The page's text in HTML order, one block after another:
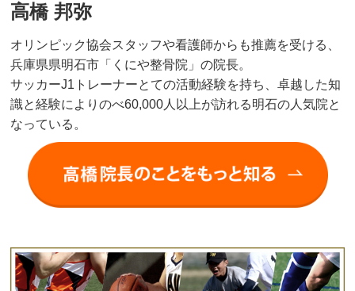
高橋 邦弥
オリンピック協会スタッフや看護師からも推薦を受ける、
兵庫県県明石市「くにや整骨院」の院長。
サッカーJ1トレーナーとての活動経験を持ち、卓越した知
識と経験によりのべ60,000人以上が訪れる明石の人気院と
なっている。